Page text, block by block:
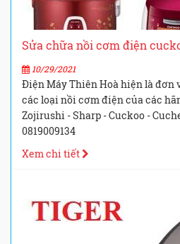
Sửa chữa nồi cơm điện
10/29/2021
Điện Máy Thiên Hoà hiện là đơn
các loại nồi cơm điện của các
Zojirushi - Sharp - Cuckoo -
0819009134
Xem chi tiết